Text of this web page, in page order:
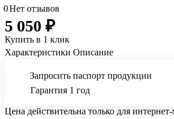
0Нет отзывов
5 050 ₽
Купить в 1 клик
Характеристики Описание
Запросить паспорт продукции
Гарантия 1 год
Цена действительна только для